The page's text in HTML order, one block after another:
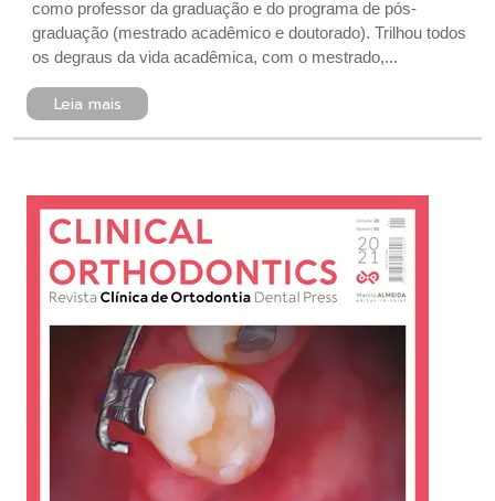
como professor da graduação e do programa de pós-
graduação (mestrado acadêmico e doutorado). Trilhou todos
os degraus da vida acadêmica, com o mestrado,...
Leia mais